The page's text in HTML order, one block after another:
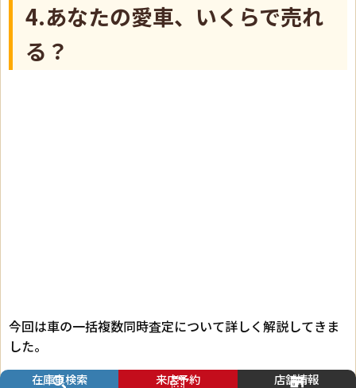
4.あなたの愛車、いくらで売れ
る？
今回は車の一括複数同時査定について詳しく解説してきま
した。
在庫車検索 来店予約 店舗情報